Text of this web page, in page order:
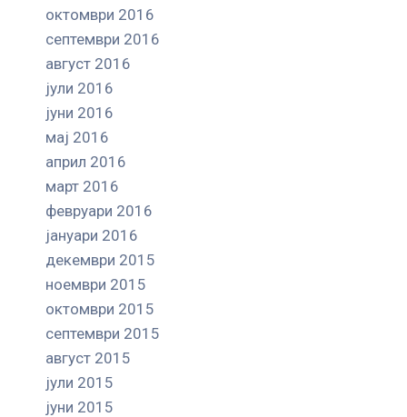
октомври 2016
септември 2016
август 2016
јули 2016
јуни 2016
мај 2016
април 2016
март 2016
февруари 2016
јануари 2016
декември 2015
ноември 2015
октомври 2015
септември 2015
август 2015
јули 2015
јуни 2015